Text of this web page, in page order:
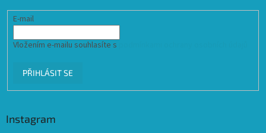
E-mail
Vložením e-mailu souhlasíte s
PŘIHLÁSIT SE
Instagram